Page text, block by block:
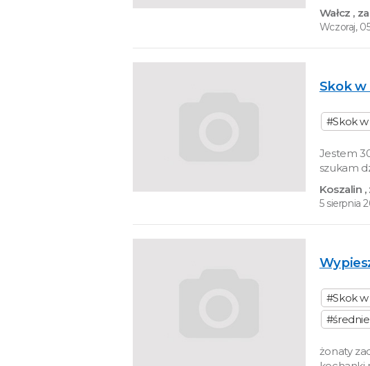
Wałcz ,
Wczoraj,
Skok w
#Skok
Jestem
szukam
Koszalin
5 sierpnia
#Skok
żonaty